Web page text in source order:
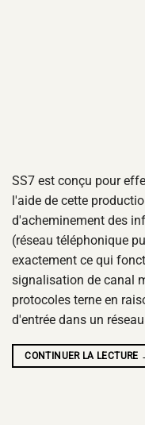
SS7 est conçu pour
l'aide de cette
d'acheminement des
(réseau téléphonique
exactement ce qui
signalisation de canal
protocoles terne en
d'entrée dans un
CONTINUER LA LECTURE